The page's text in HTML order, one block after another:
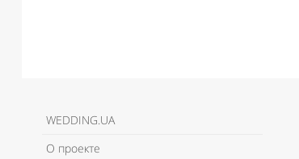
WEDDING.UA
О проекте